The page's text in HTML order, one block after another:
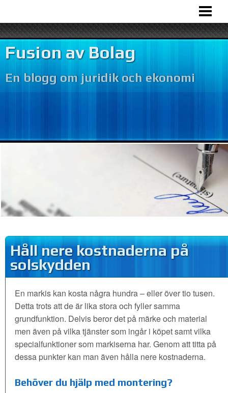
BOLAGSFUSION
VÅR VERKSAMHET
BOKFÖRING
Fusion av Bolag
En blogg om juridik och ekonomi
Håll nere kostnaderna på
solskydden
En markis kan kosta några hundra – eller över tio tusen.
Detta trots att de är lika stora och fyller samma
grundfunktion. Delvis beror det på märke och material
men även på vilka tjänster som ingår i köpet samt vilka
specialfunktioner som markiserna har. Genom att titta på
dessa punkter kan man även hålla nere kostnaderna.
Behöver du hjälp med montering?